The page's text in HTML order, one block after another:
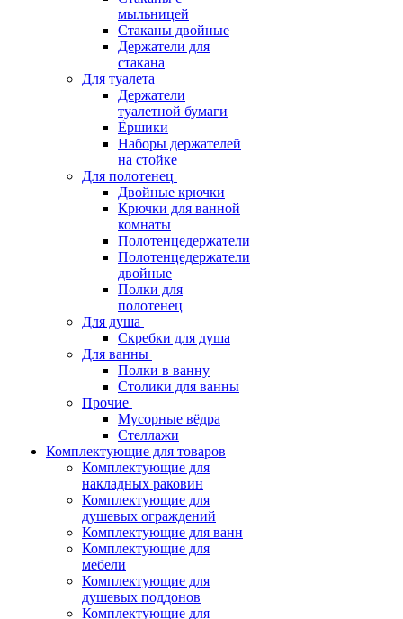
мыльницей
Стаканы двойные
Держатели для
стакана
Для туалета
Держатели
туалетной бумаги
Ёршики
Наборы держателей
на стойке
Для полотенец
Двойные крючки
Крючки для ванной
комнаты
Полотенцедержатели
Полотенцедержатели
двойные
Полки для
полотенец
Для душа
Скребки для душа
Для ванны
Полки в ванну
Столики для ванны
Прочие
Мусорные вёдра
Стеллажи
Комплектующие для товаров
Комплектующие для
накладных раковин
Комплектующие для
душевых ограждений
Комплектующие для ванн
Комплектующие для
мебели
Комплектующие для
душевых поддонов
Комплектующие для